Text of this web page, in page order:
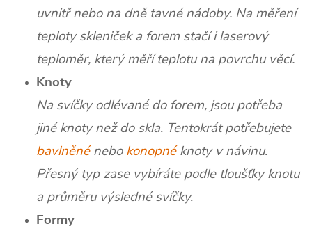
uvnitř nebo na dně tavné nádoby. Na měření
teploty skleniček a forem stačí i laserový
teploměr, který měří teplotu na povrchu věcí.
Knoty
Na svíčky odlévané do forem, jsou potřeba
jiné knoty než do skla. Tentokrát potřebujete
bavlněnénebokonopnéknoty v návinu.
Přesný typ zase vybíráte podle tloušťky knotu
a průměru výsledné svíčky.
Formy